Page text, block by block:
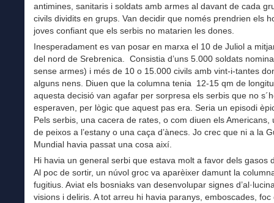
antimines, sanitaris i soldats amb armes al davant de cada
civils dividits en grups. Van decidir que només prendrien els
joves confiant que els serbis no matarien les dones.
Inesperadament es van posar en marxa el 10 de Juliol a
del nord de Srebrenica. Consistia d’uns 5.000 soldats
sense armes) i més de 10 o 15.000 civils amb vint-i-tantes
alguns nens. Diuen que la columna tenia 12-15 qm de
aquesta decisió van agafar per sorpresa els serbis que no
esperaven, per lògic que aquest pas era. Seria un episodi
Pels serbis, una cacera de rates, o com diuen els Americans,
de peixos a l’estany o una caça d’ànecs. Jo crec que ni a la
Mundial havia passat una cosa així.
Hi havia un general serbi que estava molt a favor dels gasos
Al poc de sortir, un núvol groc va aparèixer damunt la
fugitius. Aviat els bosniaks van desenvolupar signes
visions i deliris. A tot arreu hi havia paranys, emboscades, foc